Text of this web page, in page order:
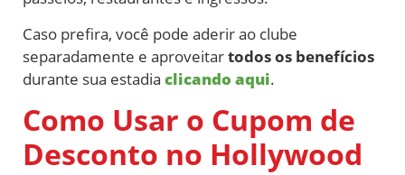
Caso prefira, você pode aderir ao clube
separadamente e aproveitartodos os benefícios
durante sua estadia clicando aqui.
Como Usar o Cupom de
Desconto no Hollywood